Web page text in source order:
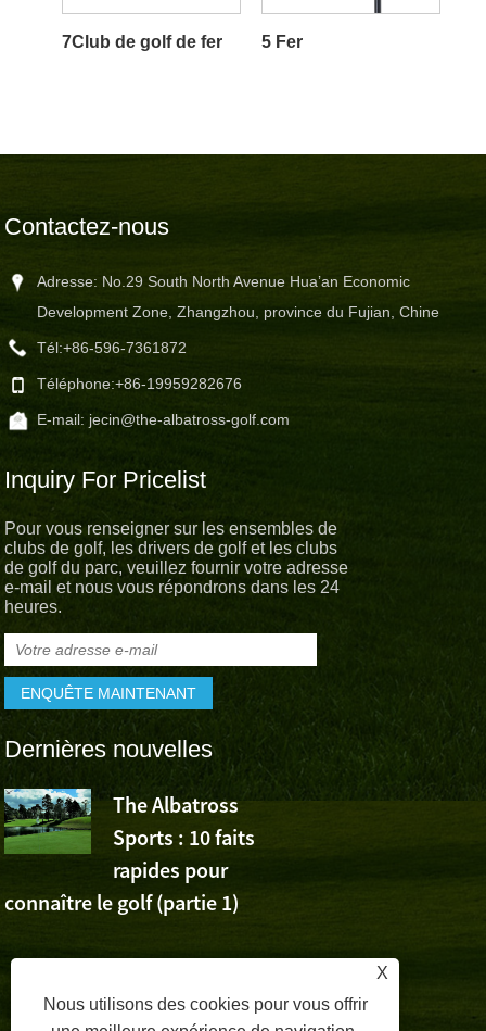
7Club de golf de fer 5 Fer
Contactez-nous
Adresse: No.29 South North Avenue Hua’an Economic
Development Zone, Zhangzhou, province du Fujian, Chine
Tél:+86-596-7361872
Téléphone:+86-19959282676
E-mail: jecin@the-albatross-golf.com
Inquiry For Pricelist
Pour vous renseigner sur les ensembles de
clubs de golf, les drivers de golf et les clubs
de golf du parc, veuillez fournir votre adresse
e-mail et nous vous répondrons dans les 24
heures.
Dernières nouvelles
The Albatross
Sports : 10 faits
rapides pour
connaître le golf (partie 1)
L’Albatross
X
Nous utilisons des cookies pour vous offrir